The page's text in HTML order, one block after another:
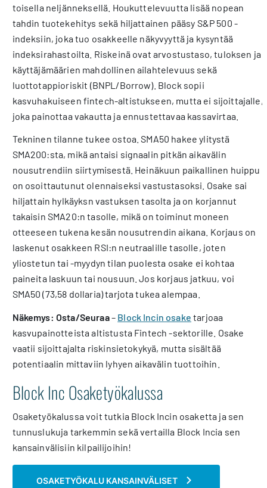
toisella neljänneksellä. Houkuttelevuutta lisää nopean
tahdin tuotekehitys sekä hiljattainen pääsy S&P 500 -
indeksiin, joka tuo osakkeelle näkyvyyttä ja kysyntää
indeksirahastoilta. Riskeinä ovat arvostustaso, tuloksen ja
käyttäjämäärien mahdollinen ailahtelevuus sekä
luottotappioriskit (BNPL/Borrow). Block sopii
kasvuhakuiseen fintech-altistukseen, mutta ei sijoittajalle,
joka painottaa vakautta ja ennustettavaa kassavirtaa.
Tekninen tilanne tukee ostoa. SMA50 hakee ylitystä
SMA200:sta, mikä antaisi signaalin pitkän aikavälin
nousutrendiin siirtymisestä. Heinäkuun paikallinen huippu
on osoittautunut olennaiseksi vastustasoksi. Osake sai
hiljattain hylkäyksn vastuksen tasolta ja on korjannut
takaisin SMA20:n tasolle, mikä on toiminut moneen
otteeseen tukena kesän nousutrendin aikana. Korjaus on
laskenut osakkeen RSI:n neutraalille tasolle, joten
yliostetun tai -myydyn tilan puolesta osake ei kohtaa
paineita laskuun tai nousuun. Jos korjaus jatkuu, voi
SMA50 (73,58 dollaria) tarjota tukea alempaa.
Näkemys: Osta/Seuraa– Block Incin osake tarjoaa
kasvupainotteista altistusta Fintech -sektorille. Osake
vaatii sijoittajalta riskinsietokykyä, mutta sisältää
potentiaalin mittaviin lyhyen aikavälin tuottoihin.
Block Inc Osaketyökalussa
Osaketyökalussa voit tutkia Block Incin osaketta ja sen
tunnuslukuja tarkemmin sekä vertailla Block Incia sen
kansainvälisiin kilpailijoihin!
OSAKETYÖKALU KANSAINVÄLISET